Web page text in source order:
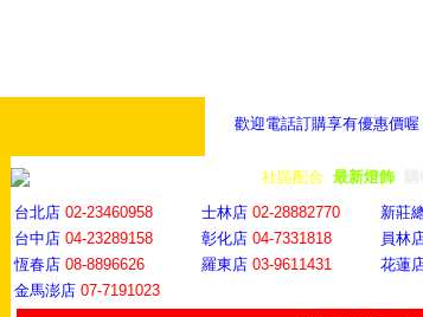
歡迎電話訂購享有優惠價
社區配合 最新燈飾
台北店 02-23460958 士林店 02-28882770 新莊
台中店 04-23289158 彰化店 04-7331818 員林
恆春店 08-8896626 羅東店 03-9611431 花蓮
金馬澎店 07-7191023